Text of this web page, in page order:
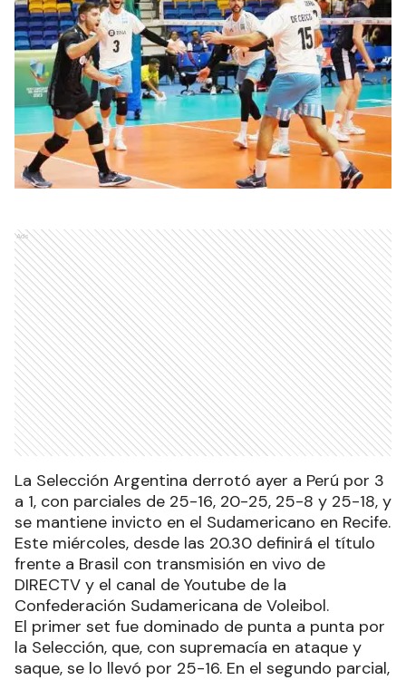
Ads
La Selección Argentina derrotó ayer a Perú por 3
a 1, con parciales de 25-16, 20-25, 25-8 y 25-18, y
se mantiene invicto en el Sudamericano en Recife.
Este miércoles, desde las 20.30 definirá el título
frente a Brasil con transmisión en vivo de
DIRECTV y el canal de Youtube de la
Confederación Sudamericana de Voleibol.
El primer set fue dominado de punta a punta por
la Selección, que, con supremacía en ataque y
saque, se lo llevó por 25-16. En el segundo parcial,